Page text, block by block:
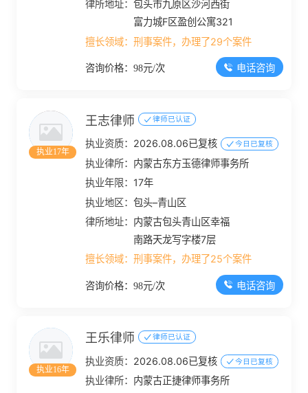
律所地址：包头市九原区沙河西街
富力城F区盈创公寓321
擅长领域：刑事案件，办理了29个案件
咨询价格：98元/次 电话咨询
执业17年
王志律师 律师已认证
执业资质： 2026.08.06已复核 今日已复核
执业律所： 内蒙古东方玉德律师事务所
执业年限： 17年
执业地区：包头–青山区
律所地址： 内蒙古包头青山区幸福
南路天龙写字楼7层
擅长领域：刑事案件，办理了25个案件
咨询价格：98元/次 电话咨询
执业16年
王乐律师 律师已认证
执业资质： 2026.08.06已复核 今日已复核
执业律所： 内蒙古正捷律师事务所